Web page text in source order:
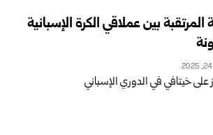
بين عملاقي الكرة الإسبانية